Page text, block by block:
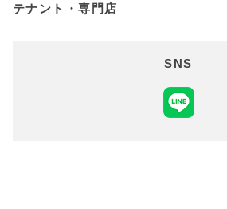
テナント・専門店
SNS